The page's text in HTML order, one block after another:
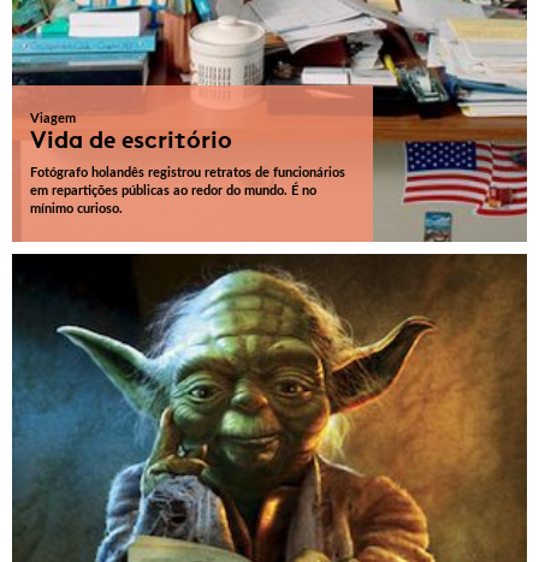
Viagem
Vida de escritório
Fotógrafo holandês registrou retratos de funcionários
em repartições públicas ao redor do mundo. É no
mínimo curioso.